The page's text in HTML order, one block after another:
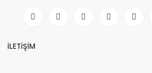
İLETİŞİM